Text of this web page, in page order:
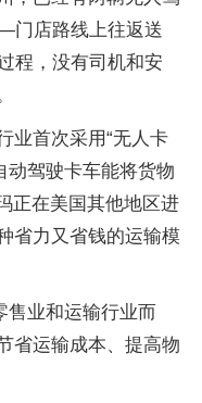
门店路线上往返送
程，没有司机和安
业首次采用“无人卡
动驾驶卡车能将货物
正在美国其他地区进
省力又省钱的运输模
售业和运输行业而
省运输成本、提高物